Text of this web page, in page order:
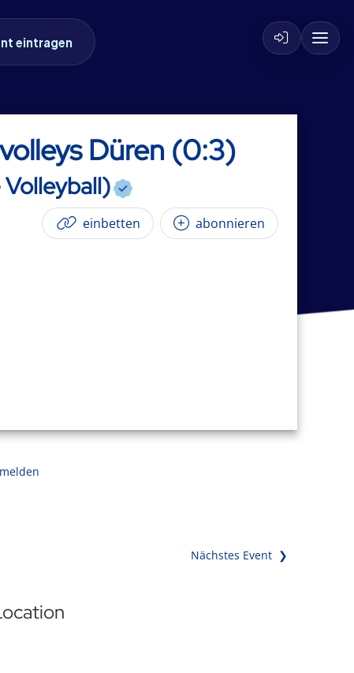
eintragen
Düren (0:3)
einbetten abonnieren
Nächstes Event ❯